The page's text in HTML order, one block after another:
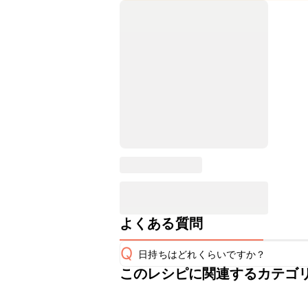
よくある質問
Q 日持ちはどれくらいですか？
保存期間は冷蔵で2~3日が目安です
このレシピに関連するカテゴ